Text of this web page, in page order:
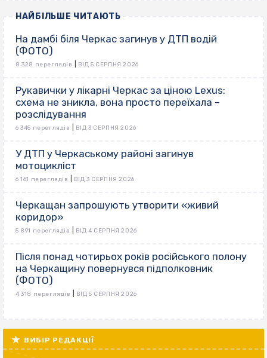
НАЙБІЛЬШЕ ЧИТАЮТЬ
На дамбі біля Черкас загинув у ДТП водій
(ФОТО)
8 328 переглядів ВІД 5 СЕРПНЯ 2026
Рукавички у лікарні Черкас за ціною Lexus:
схема не зникла, вона просто переїхала –
розслідування
6 345 переглядів ВІД 3 СЕРПНЯ 2026
У ДТП у Черкаському районі загинув
мотоцикліст
6 161 переглядів ВІД 3 СЕРПНЯ 2026
Черкащан запрошують утворити «живий
коридор»
5 891 переглядів ВІД 4 СЕРПНЯ 2026
Після понад чотирьох років російського полону
на Черкащину повернувся підполковник
(ФОТО)
4 318 переглядів ВІД 5 СЕРПНЯ 2026
ВИБІР РЕДАКЦІЇ